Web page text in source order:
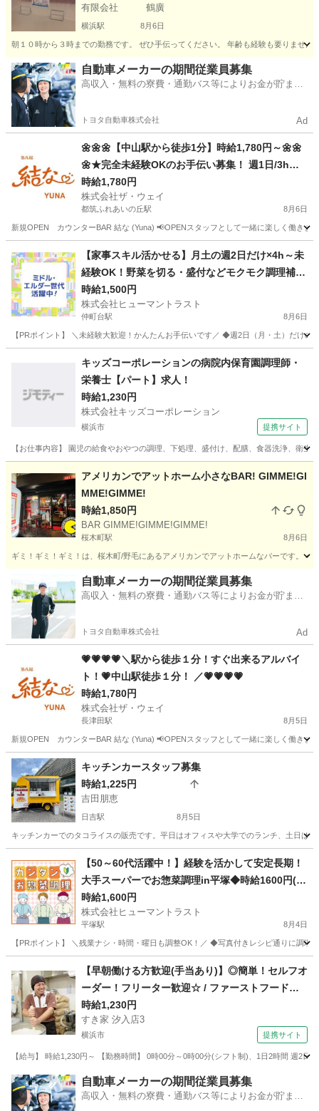
有限会社 鶴廣
横浜駅 8月6日
朝１０時から３時までの勤務です。 ぜひ手伝ってください。 年齢も経験も要りませ
神奈川 横浜市 横浜駅 カフェ パート
自動車メーカーの期間従業員募集
高収入・無料の寮費・通勤バス等によりお金が貯まり
トヨタ自動車株式会社 Ad
🌼🌼🌼【中山駅から徒歩1分】時給1,780円～🌼🌼
🌼★完全未経験OKのお手伝い募集！ 週1日/3h～O
K、服装自由、ノルマ無し🎇
時給1,780円
株式会社ザ・ウェイ
都筑ふれあいの丘駅 8月6日
新規OPEN カウンターBAR 結な (Yuna) 📢OPENスタッフとして一緒に楽しく働きま
都筑ふれあいの丘駅 その他 スタッフ
【家事スキル活かせる】月土の週2日だけ×4h～未
経験OK！野菜を切る・盛付などモクモク調理補助
(ES1W-3778_1)
時給1,500円
株式会社ヒューマントラスト
仲町台駅 8月6日
【PRポイント】 ＼未経験大歓迎！かんたんお手伝いです／ ◆週2日（月・土）だけ
仲町台駅 ヒューマントラスト
キッズコーポレーションの病院内保育園調理師・
栄養士【パート】求人！
時給1,230円
株式会社キッズコーポレーション
横浜市 提携サイト
【お仕事内容】 園児の給食やおやつの調理、下処理、盛付け、配膳、食器洗浄、衛
その他
アメリカンでアットホーム小さなBAR! GIMME!GI
MME!GIMME!
時給1,850円
BAR GIMME!GIMME!GIMME!
桜木町駅 8月6日
ギミ！ギミ！ギミ！は、桜木町/野毛にあるアメリカンでアットホームなバーです。
桜木町駅 バーテンダー BAR
自動車メーカーの期間従業員募集
高収入・無料の寮費・通勤バス等によりお金が貯まり
トヨタ自動車株式会社 Ad
💗💗💗💗＼駅から徒歩１分！すぐ出来るアルバイ
ト！💗中山駅徒歩１分！ ／💗💗💗💗
時給1,780円
株式会社ザ・ウェイ
長津田駅 8月5日
新規OPEN カウンターBAR 結な (Yuna) 📢OPENスタッフとして一緒に楽しく働きま
神奈川 横浜市 長津田駅 その他 スタッフ
キッチンカースタッフ募集
時給1,225円
吉田朋恵
日吉駅 8月5日
キッチンカーでのタコライスの販売です。平日はオフィスや大学でのランチ、土日は
その他 スタッフ
【50～60代活躍中！】経験を活かして安定長期！
大手スーパーでお惣菜調理in平塚◆時給1600円(W
2T-1573_1)
時給1,600円
株式会社ヒューマントラスト
平塚駅 8月4日
【PRポイント】 ＼残業ナシ・時間・曜日も調整OK！／ ◆写真付きレシピ通りに調
平塚駅 キッチン ヒューマントラスト
【早朝働ける方歓迎(手当あり)】◎簡単！セルフオ
ーダー！フリーター歓迎☆ / ファーストフード
ホールスタッフ
時給1,230円
すき家 汐入店3
横浜市 提携サイト
【給与】 時給1,230円～ 【勤務時間】 0時00分～0時00分(シフト制)、1日2時間 週
神奈川 横浜市 レストラン
自動車メーカーの期間従業員募集
高収入・無料の寮費・通勤バス等によりお金が貯まり